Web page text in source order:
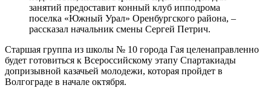
занятий предоставит конный клуб ипподрома
поселка «Южный Урал» Оренбургского района, –
рассказал начальник смены Сергей Петрич.
Старшая группа из школы № 10 города Гая целенаправленно
будет готовиться к Всероссийскому этапу Спартакиады
допризывной казачьей молодежи, которая пройдет в
Волгограде в начале октября.